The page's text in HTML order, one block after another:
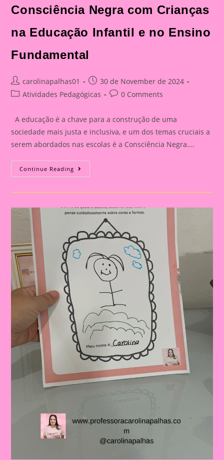
Consciência Negra com Crianças
na Educação Infantil e no Ensino
Fundamental
Post
author:
carolinapalhas01
Post
published:
30 de November de 2024
PostAtividades Pedagógicas
Post0 Comments
A educação é a chave para a construção de uma
sociedade mais justa e inclusiva, e um dos temas cruciais a
serem abordados nas escolas é a Consciência Negra.…
Continue Reading Atividade
Sobre
Tema
|
A
Importância
De
Trabalhar
A
Consciência
Negra
Com
Crianças
Educação
Infantil
No
Ensino
Fundamental